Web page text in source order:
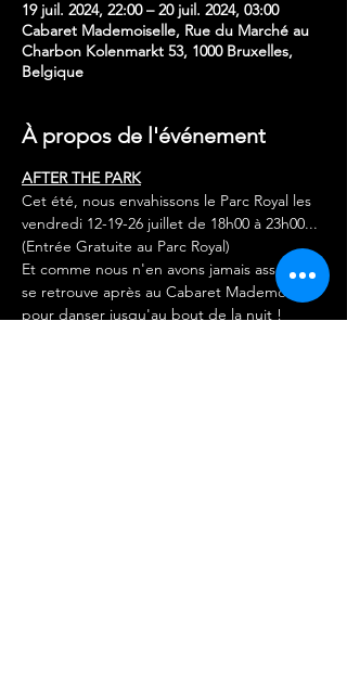
19 juil. 2024, 22:00 – 20 juil. 2024, 03:00
Cabaret Mademoiselle, Rue du Marché au
Charbon Kolenmarkt 53, 1000 Bruxelles,
Belgique
À propos de l'événement
AFTER THE PARK
Cet été, nous envahissons le Parc Royal les
vendredi 12-19-26 juillet de 18h00 à 23h00...
(Entrée Gratuite au Parc Royal)
Et comme nous n'en avons jamais assez, on
se retrouve après au Cabaret Mademoiselle
pour danser jusqu'au bout de la nuit !